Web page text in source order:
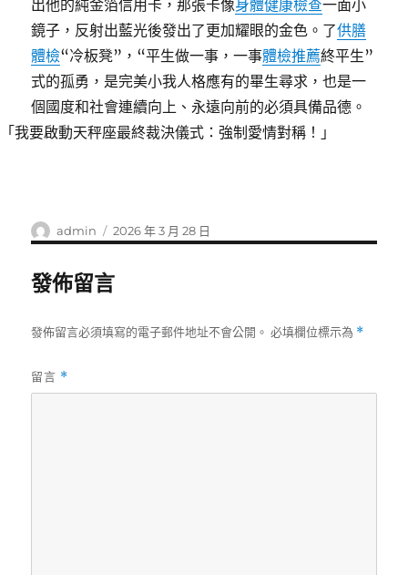
出他的純金箔信用卡，那張卡像身體健康檢查一面小
鏡子，反射出藍光後發出了更加耀眼的金色。了供膳
體檢“冷板凳”，“平生做一事，一事體檢推薦終平生”
式的孤勇，是完美小我人格應有的畢生尋求，也是一
個國度和社會連續向上、永遠向前的必須具備品德。
「我要啟動天秤座最終裁決儀式：強制愛情對稱！」
作
者
admin
發
佈
2026 年 3 月 28 日
發佈留言
發佈留言必須填寫的電子郵件地址不會公開。 必填欄位標示為 *
留言 *